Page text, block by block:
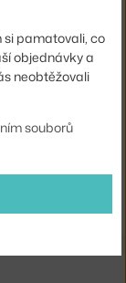
/ black
true yellow
si pamatovali, co
objednávky a
neobtěžovali
souborů